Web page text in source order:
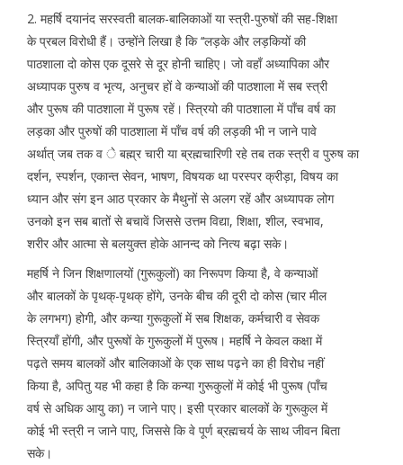
2. महर्षि दयानंद सरस्वती बालक-बालिकाओं या स्त्री-पुरुषों की सह-शिक्षा
के प्रबल विरोधी हैं। उन्होंने लिखा है कि ‘‘लड़के और लड़कियों की
पाठशाला दो कोस एक दूसरे से दूर होनी चाहिए। जो वहाँ अध्यापिका और
अध्यापक पुरुष व भृत्य, अनुचर हों वे कन्याओं की पाठशाला में सब स्त्री
और पुरूष की पाठशाला में पुरूष रहें। स्त्रियो की पाठशाला में पाँच वर्ष का
लड़का और पुरुषों की पाठशाला में पाँच वर्ष की लड़की भी न जाने पावे
अर्थात् जब तक व े बह्म्र चारी या ब्रह्मचारिणी रहे तब तक स्त्री व पुरुष का
दर्शन, स्पर्शन, एकान्त सेवन, भाषण, विषयक था परस्पर क्रीड़ा, विषय का
ध्यान और संग इन आठ प्रकार के मैथुनों से अलग रहें और अध्यापक लोग
उनको इन सब बातों से बचावें जिससे उत्तम विद्या, शिक्षा, शील, स्वभाव,
शरीर और आत्मा से बलयुक्त होके आनन्द को नित्य बढ़ा सके।
महर्षि ने जिन शिक्षणालयों (गुरूकुलों) का निरूपण किया है, वे कन्याओं
और बालकों के पृथक्-पृथक् होंगे, उनके बीच की दूरी दो कोस (चार मील
के लगभग) होगी, और कन्या गुरूकुलों में सब शिक्षक, कर्मचारी व सेवक
स्त्रियाँ होंगी, और पुरूषों के गुरूकुलों में पुरूष। महर्षि ने केवल कक्षा में
पढ़ते समय बालकों और बालिकाओं के एक साथ पढ़ने का ही विरोध नहीं
किया है, अपितु यह भी कहा है कि कन्या गुरूकुलों में कोई भी पुरूष (पाँच
वर्ष से अधिक आयु का) न जाने पाए। इसी प्रकार बालकों के गुरूकुल में
कोई भी स्त्री न जाने पाए, जिससे कि वे पूर्ण ब्रह्मचर्य के साथ जीवन बिता
सके।